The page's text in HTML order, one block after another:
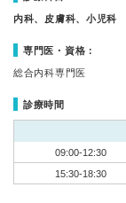
内科、皮膚科、小児科
専門医・資格：
総合内科専門医
診療時間
09:00-12:30
15:30-18:30